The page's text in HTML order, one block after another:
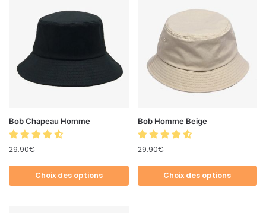
Bob Chapeau Homme
29.90€
Choix des options
Bob Homme Beige
29.90€
Choix des options